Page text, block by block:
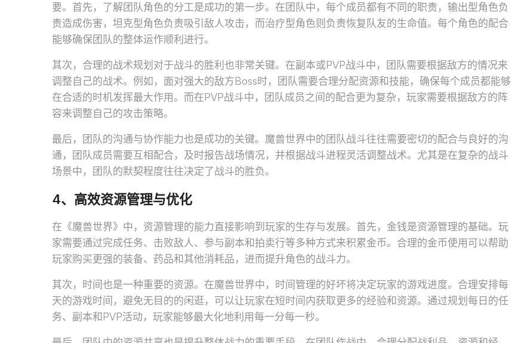
要。首先，了解团队角色的分工是成功的第一步。在团队中，每个成员都有不同的职责，输出型角色负
责造成伤害，坦克型角色负责吸引敌人攻击，而治疗型角色则负责恢复队友的生命值。每个角色的配合
能够确保团队的整体运作顺利进行。
其次，合理的战术规划对于战斗的胜利也非常关键。在副本或PVP战斗中，团队需要根据敌方的情况来
调整自己的战术。例如，面对强大的敌方Boss时，团队需要合理分配资源和技能，确保每个成员都能够
在合适的时机发挥最大作用。而在PVP战斗中，团队成员之间的配合更为复杂，玩家需要根据敌方的阵
容来调整自己的攻击策略。
最后，团队的沟通与协作能力也是成功的关键。魔兽世界中的团队战斗往往需要密切的配合与良好的沟
通，团队成员需要互相配合，及时报告战场情况，并根据战斗进程灵活调整战术。尤其是在复杂的战斗
场景中，团队的默契程度往往决定了战斗的胜负。
4、高效资源管理与优化
在《魔兽世界》中，资源管理的能力直接影响到玩家的生存与发展。首先，金钱是资源管理的基础。玩
家需要通过完成任务、击败敌人、参与副本和拍卖行等多种方式来积累金币。合理的金币使用可以帮助
玩家购买更强的装备、药品和其他消耗品，进而提升角色的战斗力。
其次，时间也是一种重要的资源。在魔兽世界中，时间管理的好坏将决定玩家的游戏进度。合理安排每
天的游戏时间，避免无目的的闲逛，可以让玩家在短时间内获取更多的经验和资源。通过规划每日的任
务、副本和PVP活动，玩家能够最大化地利用每一分每一秒。